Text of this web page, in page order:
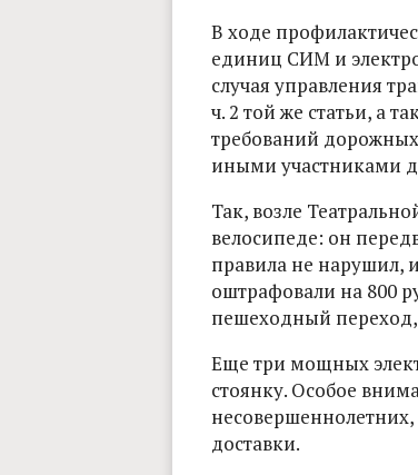
В ходе
единиц СИМ и
случая управления
ч. 2 той же статьи, а
требований
иными участниками
Так, возле
велосипеде: он
правила не нарушил,
оштрафовали на 800
пешеходный
Еще три мощных
стоянку. Особое
доставки.